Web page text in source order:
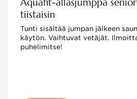
tiistaisin
Tunti sisältää jumpan jälkeen
käytön. Vaihtuvat vetäjät.
puhelimitse!